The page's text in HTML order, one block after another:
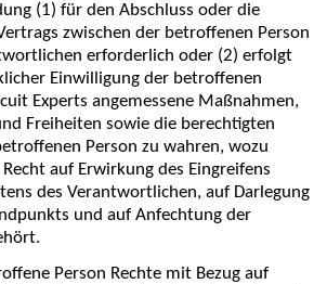
(1) für den Abschluss oder die
zwischen der betroffenen Person
erforderlich oder (2) erfolgt
Einwilligung der betroffenen
Experts angemessene Maßnahmen,
Freiheiten sowie die berechtigten
Person zu wahren, wozu
auf Erwirkung des Eingreifens
des Verantwortlichen, auf Darlegung
und auf Anfechtung der
Person Rechte mit Bezug auf